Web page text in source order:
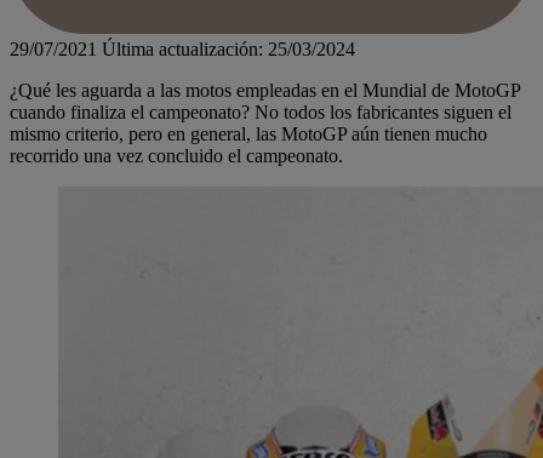
29/07/2021 Última actualización: 25/03/2024
¿Qué les aguarda a las motos empleadas en el Mundial de MotoGP
cuando finaliza el campeonato? No todos los fabricantes siguen el
mismo criterio, pero en general, las MotoGP aún tienen mucho
recorrido una vez concluido el campeonato.